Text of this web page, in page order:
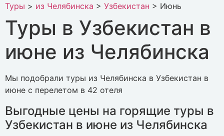
Туры > из Челябинска > Узбекистан > Июнь
Туры в Узбекистан в
июне из Челябинска
Мы подобрали туры из Челябинска в Узбекистан в
июне с перелетом в 42 отеля
Выгодные цены на горящие туры в
Узбекистан в июне из Челябинска